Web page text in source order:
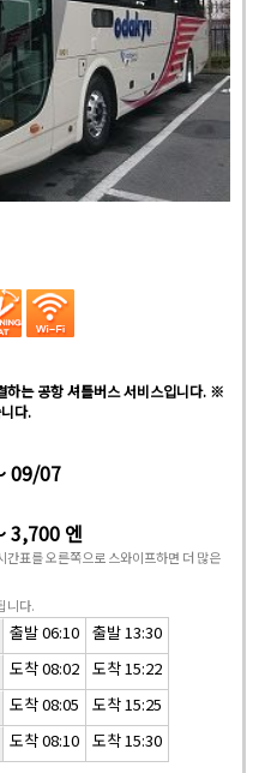
하는 공항 셔틀버스 서비스입니다. ※
다.
09/07
3,700 엔
표를 오른쪽으로 스와이프하면 더 많은
니다.
출발 06:10 출발 13:30
도착 08:02 도착 15:22
도착 08:05 도착 15:25
도착 08:10 도착 15:30